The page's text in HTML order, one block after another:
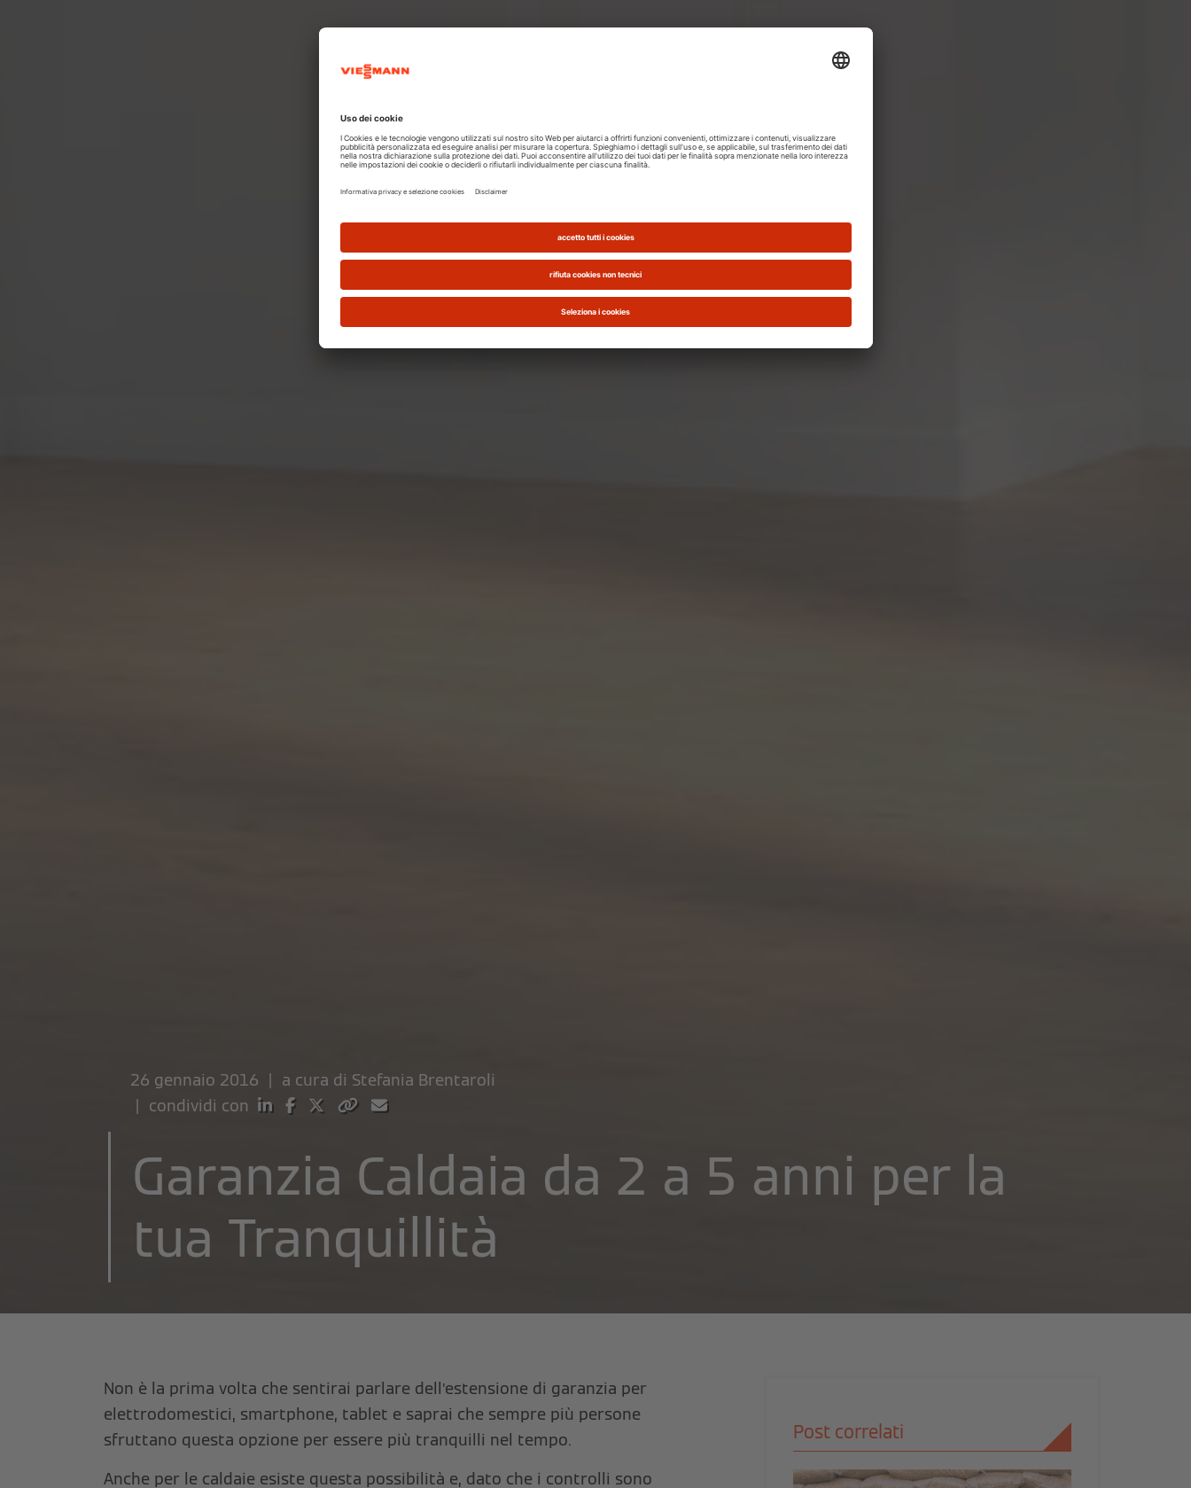
26 gennaio 2016 | a cura di Stefania Brentaroli
| condividi con
Garanzia Caldaia da 2 a 5 anni per la
tua Tranquillità
Non è la prima volta che sentirai parlare dell’estensione di garanzia per
elettrodomestici, smartphone, tablet e saprai che sempre più persone
sfruttano questa opzione per essere più tranquilli nel tempo.
Anche per le caldaie esiste questa possibilità e, dato che i controlli sono
Post correlati